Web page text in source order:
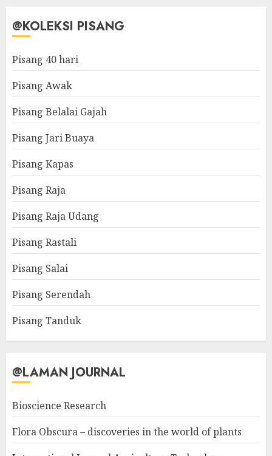
@KOLEKSI PISANG
Pisang 40 hari
Pisang Awak
Pisang Belalai Gajah
Pisang Jari Buaya
Pisang Kapas
Pisang Raja
Pisang Raja Udang
Pisang Rastali
Pisang Salai
Pisang Serendah
Pisang Tanduk
@LAMAN JOURNAL
Bioscience Research
Flora Obscura – discoveries in the world of plants